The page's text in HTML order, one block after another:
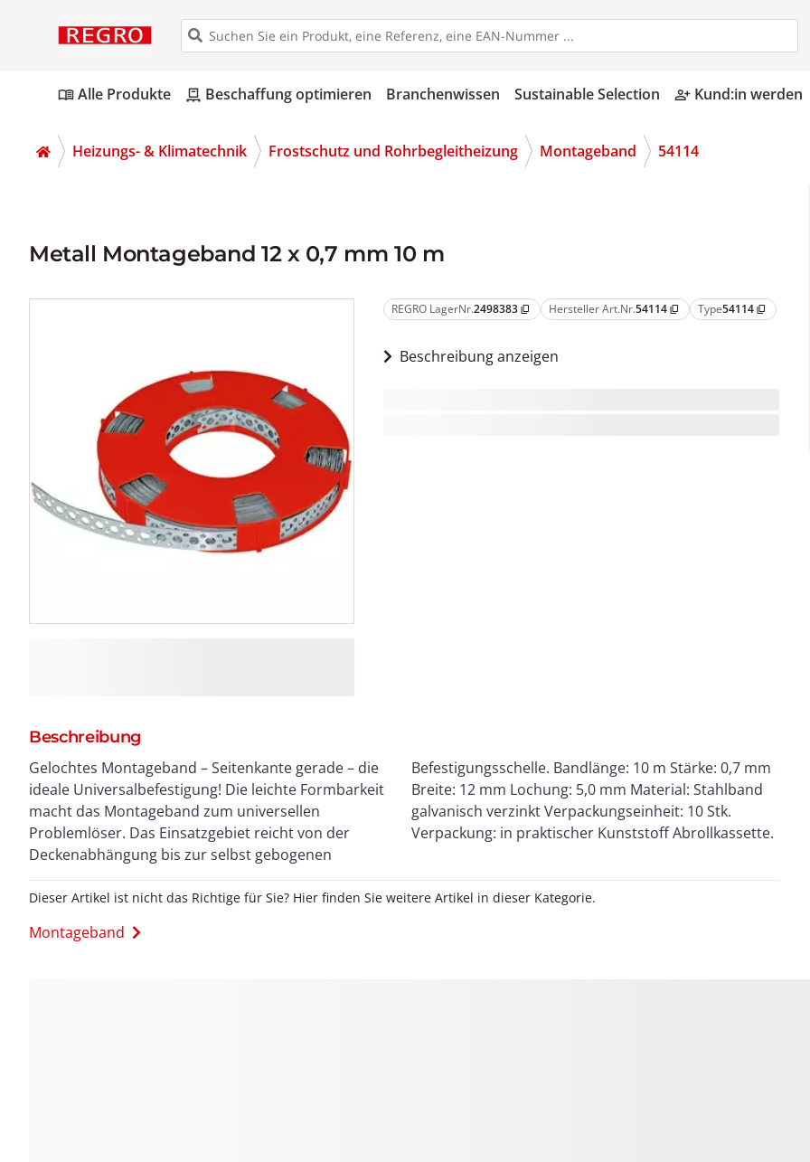
menu_bookAlle Produkte pallet Beschaffung optimieren Branchenwissen Sustainable Selection person_add_alt Kund:in werden
Heizungs- & Klimatechnik Frostschutz und Rohrbegleitheizung Montageband 54114
Metall Montageband 12 x 0,7 mm 10 m
REGRO LagerNr.2498383 content_copy Hersteller Art.Nr.54114 content_copy Type54114 content_copy
Beschreibung anzeigen
Beschreibung
Gelochtes Montageband – Seitenkante gerade – die
ideale Universalbefestigung! Die leichte Formbarkeit
macht das Montageband zum universellen
Problemlöser. Das Einsatzgebiet reicht von der
Deckenabhängung bis zur selbst gebogenen
Befestigungsschelle. Bandlänge: 10 m Stärke: 0,7 mm
Breite: 12 mm Lochung: 5,0 mm Material: Stahlband
galvanisch verzinkt Verpackungseinheit: 10 Stk.
Verpackung: in praktischer Kunststoff Abrollkassette.
Dieser Artikel ist nicht das Richtige für Sie? Hier finden Sie weitere Artikel in dieser Kategorie.
Montageband